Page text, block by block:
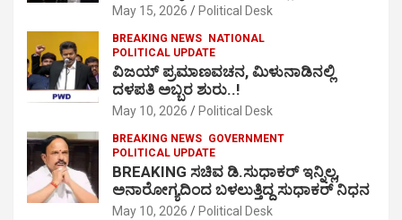
May 15, 2026 Political Desk
BREAKING NEWS
NATIONAL
POLITICAL UPDATE
ವಿಜಯ್ ಪ್ರಮಾಣವಚನ, ಮಿಳುನಾಡಿನಲ್ಲಿ
ದಳಪತಿ ಅಬ್ಬರ ಶುರು..!
May 10, 2026 Political Desk
BREAKING NEWS GOVERNMENT
POLITICAL UPDATE
BREAKING ಸಚಿವ ಡಿ.ಸುಧಾಕರ್ ಇನ್ನಿಲ್ಲ,
ಅನಾರೋಗ್ಯದಿಂದ ಬಳಲುತ್ತಿದ್ದ ಸುಧಾಕರ್ ನಿಧನ
May 10, 2026 Political Desk